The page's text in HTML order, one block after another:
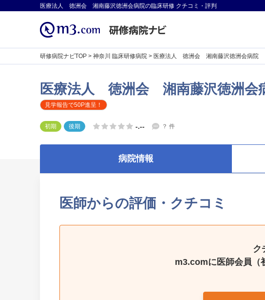
医療法人 徳洲会 湘南藤沢徳洲会病院の臨床研修 クチコミ・評判
研修病院ナビTOP > 神奈川 臨床研修病院 > 医療法人 徳洲会 湘南藤沢徳洲会病院
医療法人 徳洲会 湘南藤沢徳洲会
見学報告で50P進呈！
初期 後期 -.-- ？ 件
病院情報
医師からの評価・クチコミ
ク
m3.comに医師会員（